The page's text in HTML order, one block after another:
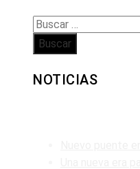
Buscar:
NOTICIAS